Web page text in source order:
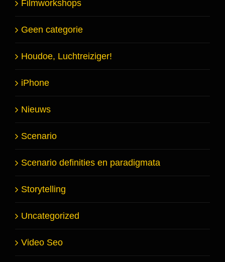
Filmworkshops
Geen categorie
Houdoe, Luchtreiziger!
iPhone
Nieuws
Scenario
Scenario definities en paradigmata
Storytelling
Uncategorized
Video Seo